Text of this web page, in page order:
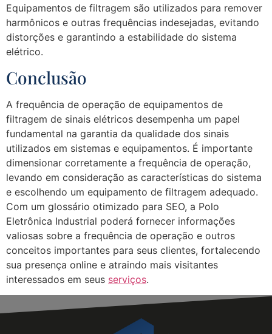
Equipamentos de filtragem são utilizados para remover
harmônicos e outras frequências indesejadas, evitando
distorções e garantindo a estabilidade do sistema
elétrico.
Conclusão
A frequência de operação de equipamentos de
filtragem de sinais elétricos desempenha um papel
fundamental na garantia da qualidade dos sinais
utilizados em sistemas e equipamentos. É importante
dimensionar corretamente a frequência de operação,
levando em consideração as características do sistema
e escolhendo um equipamento de filtragem adequado.
Com um glossário otimizado para SEO, a Polo
Eletrônica Industrial poderá fornecer informações
valiosas sobre a frequência de operação e outros
conceitos importantes para seus clientes, fortalecendo
sua presença online e atraindo mais visitantes
interessados em seus serviços.